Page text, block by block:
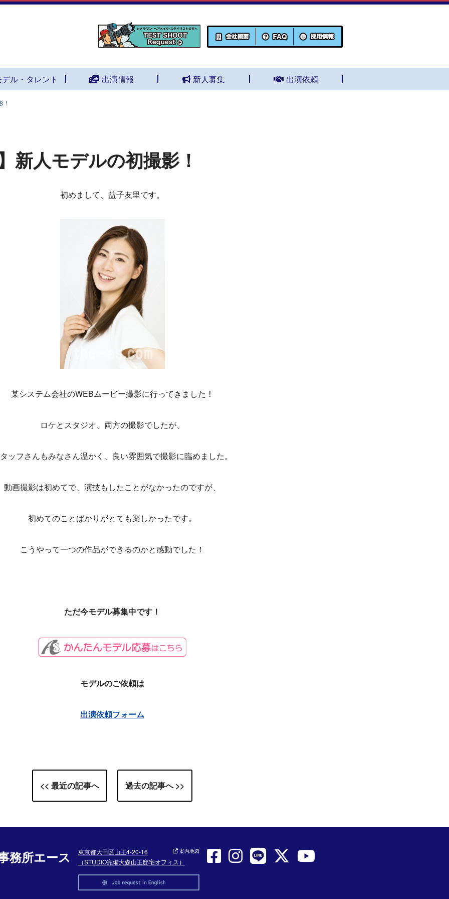
ル・タレント 出演情報 新人募集 出演依頼
新人モデルの初撮影！
初めまして、益子友里です。
某システム会社のWEBムービー撮影に行ってきました！
ロケとスタジオ、両方の撮影でしたが、
ッフさんもみなさん温かく、良い雰囲気で撮影に臨めました。
動画撮影は初めてで、演技もしたことがなかったのですが、
初めてのことばかりがとても楽しかったです。
こうやって一つの作品ができるのかと感動でした！
ただ今モデル募集中です！
モデルのご依頼は
出演依頼フォーム
<< 最近の記事へ 過去の記事へ >>
務所エース
東京都大田区山王4-20-16
（STUDIO完備大森山王邸宅オフィス）
案内地図